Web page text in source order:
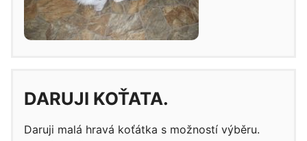
DARUJI KOŤATA.
Daruji malá hravá koťátka s možností výběru.